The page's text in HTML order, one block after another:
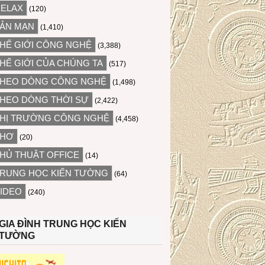
(120)
MẠN (1,410)
GIỚI CÔNG NGHỆ (3,388)
GIỚI CỦA CHÚNG TA (517)
DÒNG CÔNG NGHỆ (1,498)
DÒNG THỜI SỰ (2,422)
TRƯỜNG CÔNG NGHỆ (4,458)
(20)
THUẬT OFFICE (14)
HỌC KIẾN TƯỜNG (64)
(240)
ĐÌNH TRUNG HỌC KIẾN